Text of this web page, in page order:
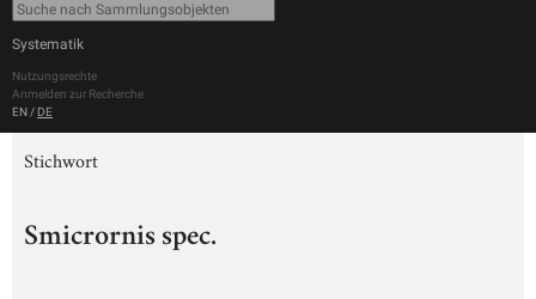
Systematik
Nutzungsrechte
Anmelden zur Recherche
EN / DE
Stichwort
Smicrornis spec.